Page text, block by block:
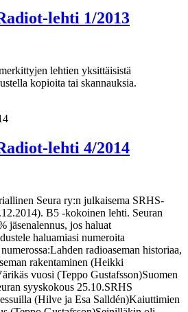
lehti 1/2013
lehtien yksittäisistä
kopioita tai skannauksia.
lehti 4/2014
Seura ry:n julkaisema SRHS-
B5 -kokoinen lehti. Seuran
jäsenalennus, jos haluat
haluamiasi numeroita
radioaseman historiaa,
rakentaminen (Heikki
vuosi (Teppo Gustafsson)Suomen
syyskokous 25.10.SRHS
(Hilve ja Esa Salldén)Kaiuttimien